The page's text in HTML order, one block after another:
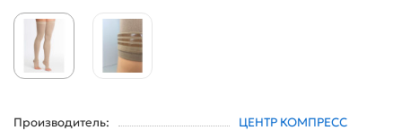
Производитель: ЦЕНТР КОМПРЕСС